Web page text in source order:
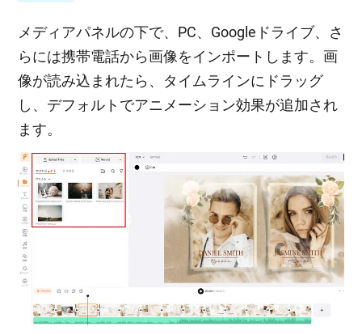
メディアパネルの下で、PC、Googleドライブ、さ
らには携帯電話から画像をインポートします。画
像が読み込まれたら、タイムラインにドラッグ
し、デフォルトでアニメーション効果が追加され
ます。